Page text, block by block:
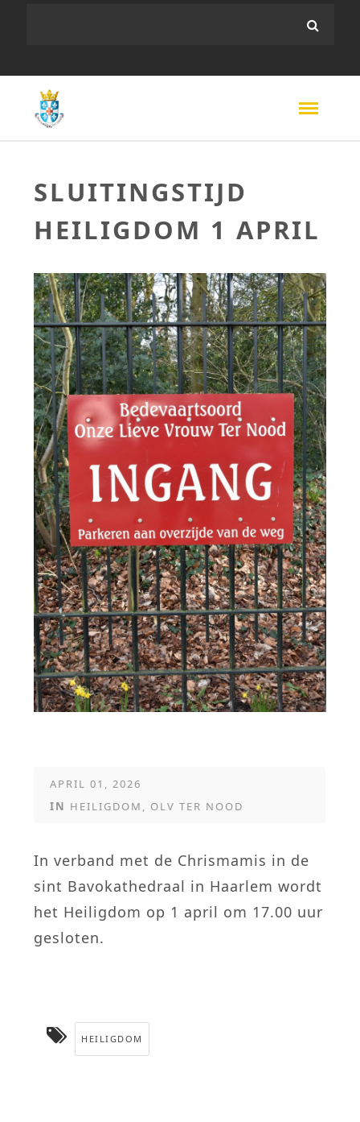
SLUITINGSTIJD
HEILIGDOM 1 APRIL
APRIL 01, 2026
IN HEILIGDOM OLV TER NOOD
In verband met de Chrismamis in de
sint Bavokathedraal in Haarlem wordt
het Heiligdom op 1 april om 17.00 uur
gesloten.
HEILIGDOM